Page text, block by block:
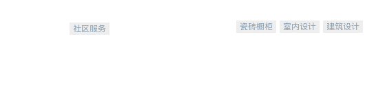
社区服务 瓷砖橱柜 室内设计
建筑设计